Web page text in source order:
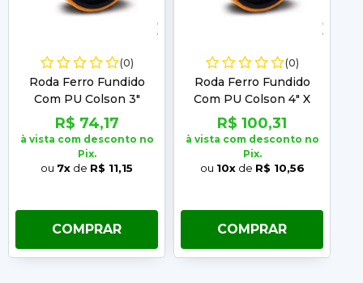
(0)
Roda Ferro Fundido
Com PU Colson 3"
Esfera 150Kg 6973
R$ 74,17
à vista com desconto no
Pix.
ou 7x de R$ 11,15
COMPRAR
(0)
Roda Ferro Fundido
Com PU Colson 4" X
1.1/2 Esfera 300Kg 5704
R$ 100,31
à vista com desconto no
Pix.
ou 10xde R$ 10,56
COMPRAR